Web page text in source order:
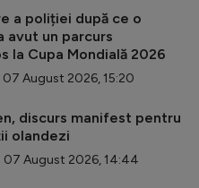
a poliției după ce o
avut un parcurs
la Cupa Mondială 2026
August 2026, 15:20
discurs manifest pentru
olandezi
August 2026, 14:44